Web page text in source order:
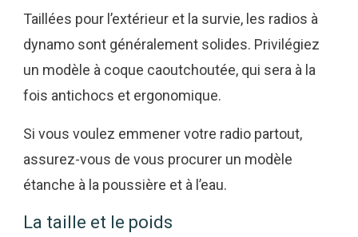
Taillées pour l’extérieur et la survie, les radios à
dynamo sont généralement solides. Privilégiez
un modèle à coque caoutchoutée, qui sera à la
fois antichocs et ergonomique.
Si vous voulez emmener votre radio partout,
assurez-vous de vous procurer un modèle
étanche à la poussière et à l’eau.
La taille et le poids